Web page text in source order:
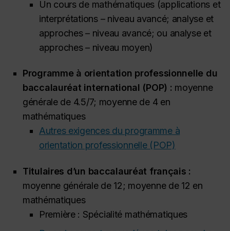
Un cours de mathématiques (applications et
interprétations – niveau avancé; analyse et
approches – niveau avancé; ou analyse et
approches – niveau moyen)
Programme à orientation professionnelle du
baccalauréat international (POP) : moyenne
générale de 4.5/7; moyenne de 4 en
mathématiques
Autres exigences du programme à
orientation professionnelle (POP)
Titulaires d’un baccalauréat français :
moyenne générale de 12; moyenne de 12 en
mathématiques
Première : Spécialité mathématiques